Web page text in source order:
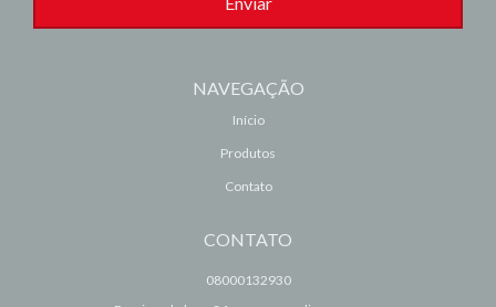
NAVEGAÇÃO
Início
Produtos
Contato
CONTATO
08000132930